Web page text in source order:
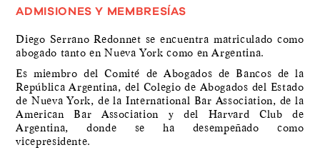
ADMISIONES Y MEMBRESÍAS
Diego Serrano Redonnet se encuentra matriculado como
abogado tanto en Nueva York como en Argentina.
Es miembro del Comité de Abogados de Bancos de la
República Argentina, del Colegio de Abogados del Estado
de Nueva York, de la International Bar Association, de la
American Bar Association y del Harvard Club de
Argentina, donde se ha desempeñado como
vicepresidente.